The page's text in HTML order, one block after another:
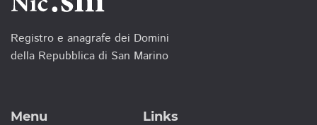
Registro e anagrafe dei Domini
della Repubblica di San Marino
Menu Links